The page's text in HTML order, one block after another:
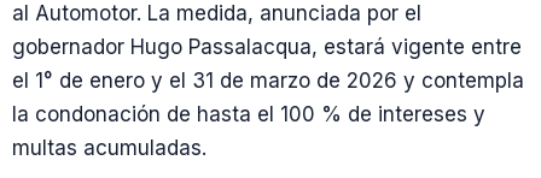
al Automotor. La medida, anunciada por el
gobernador Hugo Passalacqua, estará vigente entre
el 1° de enero y el 31 de marzo de 2026 y contempla
la condonación de hasta el 100 % de intereses y
multas acumuladas.